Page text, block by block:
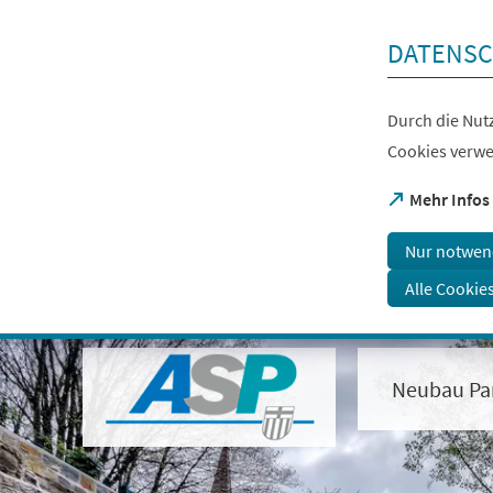
Visuelle
Assistenzsoftware
öffnen.
Mit
der
Tastatur
erreichbar
über
ALT
Durch die
Cookies
Mehr Infos
(Öffnet
einem
neuen
Tab)
Nur
Alle
Neubau